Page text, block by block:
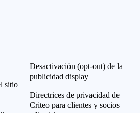
sitio
Desactivación (opt-out) de la
publicidad display
Directrices de privacidad de
Criteo para clientes y socios